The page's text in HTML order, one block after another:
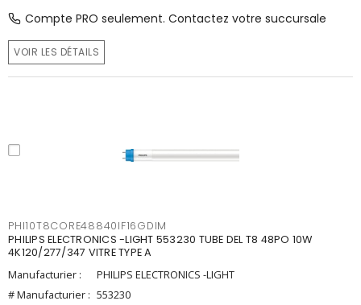
Compte PRO seulement. Contactez votre succursale
VOIR LES DÉTAILS
PHI10T8CORE48840IF16GDIM
PHILIPS ELECTRONICS -LIGHT 553230 TUBE DEL T8 48PO 10W
4K120/277/347 VITRE TYPE A
Manufacturier :
PHILIPS ELECTRONICS -LIGHT
# Manufacturier : 553230